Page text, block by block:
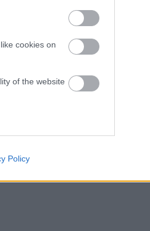
cookies on
of the website
protection.
Policy